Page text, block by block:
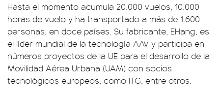
Hasta el momento acumula 20.000 vuelos, 10.000
horas de vuelo y ha transportado a más de 1.600
personas, en doce países. Su fabricante, EHang, es
el líder mundial de la tecnología AAV y participa en
números proyectos de la UE para el desarrollo de la
Movilidad Aérea Urbana (UAM) con socios
tecnológicos europeos, como ITG, entre otros.